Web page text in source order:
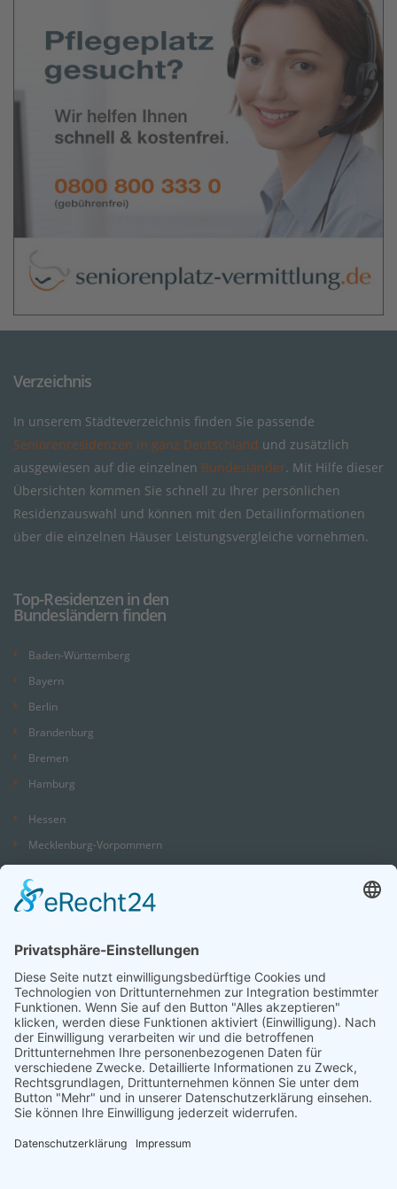
Verzeichnis
In unserem Städteverzeichnis finden Sie passende
Seniorenresidenzen in ganz Deutschland und zusätzlich
ausgewiesen auf die einzelnen Bundesländer. Mit Hilfe dieser
Übersichten kommen Sie schnell zu Ihrer persönlichen
Residenzauswahl und können mit den Detailinformationen
über die einzelnen Häuser Leistungsvergleiche vornehmen.
Top-Residenzen in den
Bundesländern finden
Baden-Württemberg
Bayern
Berlin
Brandenburg
Bremen
Hamburg
Hessen
Mecklenburg-Vorpommern
Nordrhein-Westfalen
Saarland
Sachsen
Sachsen-Anhalt
Schleswig-Holstein
Thüringen